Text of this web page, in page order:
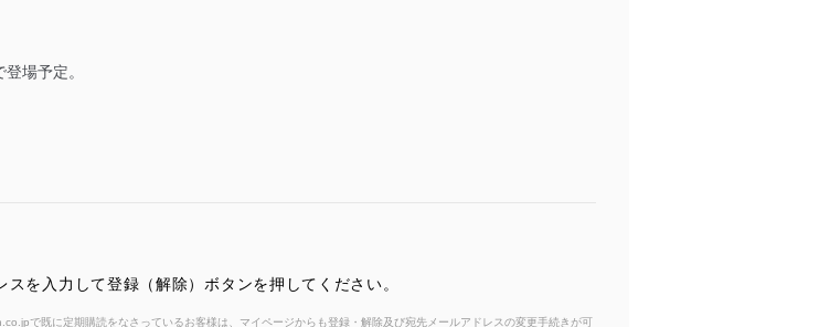
場予定。
を入力して登録（解除）ボタンを押してください。
で既に定期購読をなさっているお客様は、マイページからも登録・解除及び宛先メールアドレスの変更手続きが可